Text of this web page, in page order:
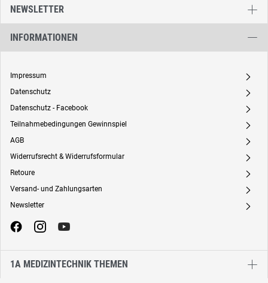
NEWSLETTER
INFORMATIONEN
Impressum A
Datenschutz A
Datenschutz - Facebook A
Teilnahmebedingungen Gewinnspiel A
AGB A
Widerrufsrecht & Widerrufsformular A
Retoure A
Versand- und Zahlungsarten A
Newsletter A
1A MEDIZINTECHNIK THEMEN